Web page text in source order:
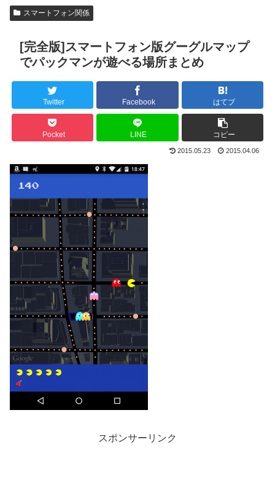
スマートフォン関係
[完全版]スマートフォン版グーグルマップ
でパックマンが遊べる場所まとめ
Twitter Facebook はてブ
Pocket LINE コピー
2015.05.23 2015.04.06
スポンサーリンク